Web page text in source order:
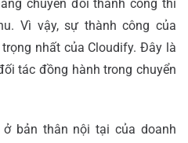
chuyển đổi thành công thì
Vì vậy, sự thành công của
nhất của Cloudify. Đây là
tác đồng hành trong chuyển
bản thân nội tại của doanh